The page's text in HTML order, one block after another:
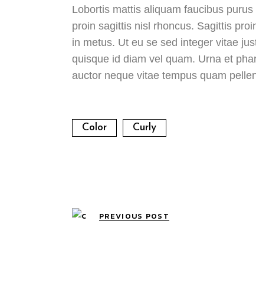
Lobortis mattis aliquam faucibus
proin sagittis nisl rhoncus. Sagittis
in metus. Ut eu se sed integer vitae
quisque id diam vel quam. Urna et
auctor neque vitae tempus quam
Color Curly
PREVIOUS POST